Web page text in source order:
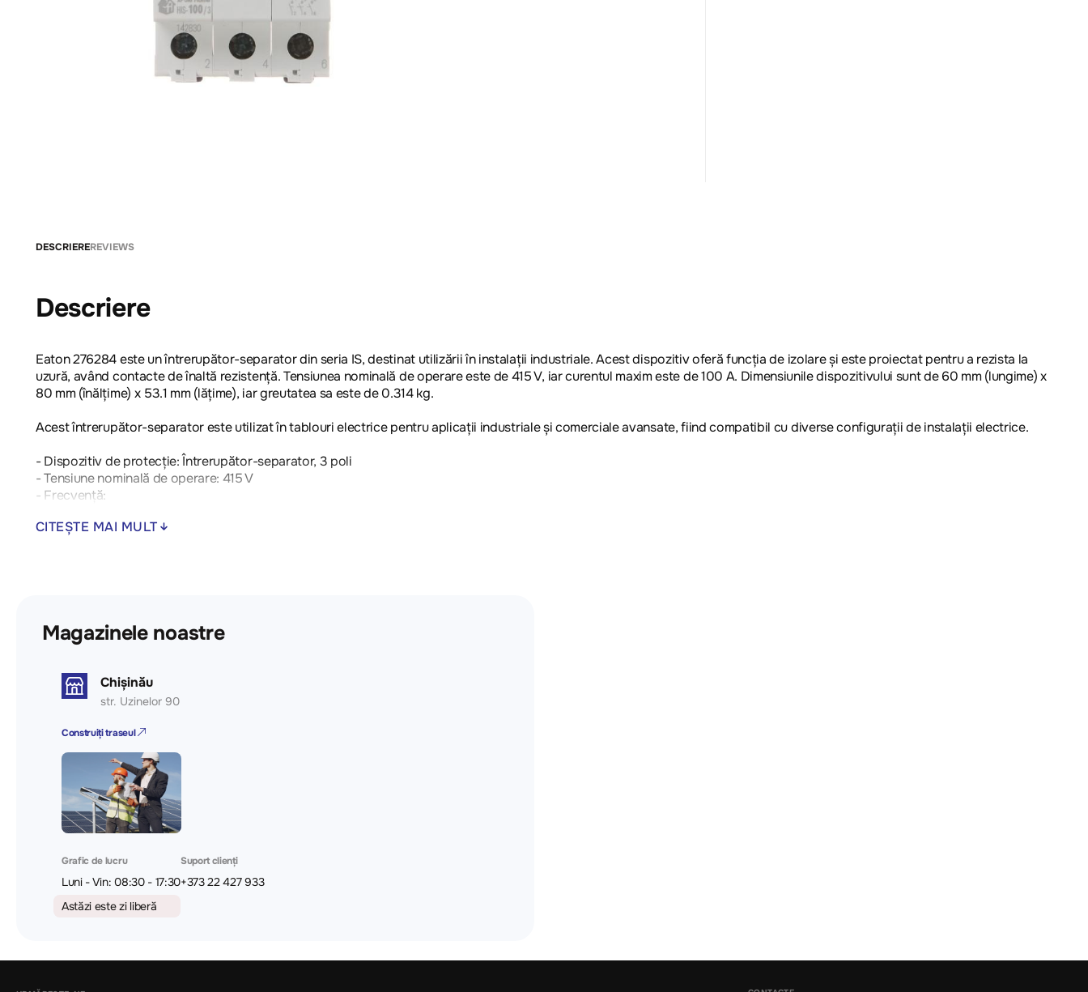
DESCRIEREREVIEWS
Descriere
Eaton 276284 este un întrerupător-separator din seria IS, destinat utilizării în instalații industriale. Acest dispozitiv oferă funcția de izolare și este proiectat pentru a rezista la
uzură, având contacte de înaltă rezistență. Tensiunea nominală de operare este de 415 V, iar curentul maxim este de 100 A. Dimensiunile dispozitivului sunt de 60 mm (lungime) x
80 mm (înălțime) x 53.1 mm (lățime), iar greutatea sa este de 0.314 kg.
Acest întrerupător-separator este utilizat în tablouri electrice pentru aplicații industriale și comerciale avansate, fiind compatibil cu diverse configurații de instalații electrice.
- Dispozitiv de protecție: Întrerupător-separator, 3 poli
- Tensiune nominală de operare: 415 V
- Frecvență:
- Greutate: 0.314 kg
CITEȘTE MAI MULT
Magazinele noastre
Chișinău
str. Uzinelor 90
Construiți traseul
Grafic de lucru
Luni - Vin: 08:30 - 17:30
Astăzi este zi liberă
Suport clienți
+373 22 427 933